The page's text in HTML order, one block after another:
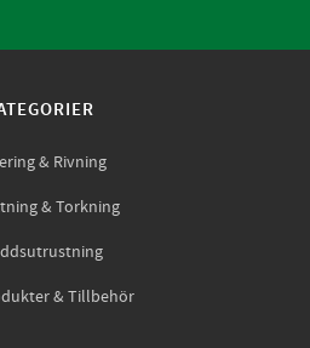
& Rivning
& Torkning
& Tillbehör